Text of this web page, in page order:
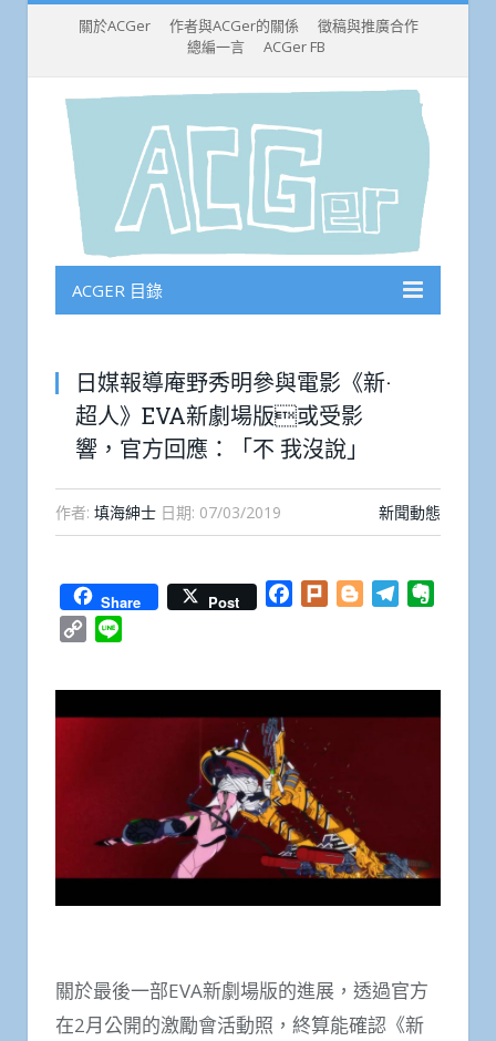
關於ACGer 作者與ACGer的關係
徵稿與推廣合作
總編一言
ACGer FB
ACGER 目錄
日媒報導庵野秀明參與電影《新·
超人》EVA新劇場版或受影
響，官方回應：「不 我沒說」
作者: 填海紳士 日期: 07/03/2019 新聞動態
Share Post Facebook
Plurk BloggerTelegram
Copy
關於最後一部EVA新劇場版的進展，透過官方
在2月公開的激勵會活動照，終算能確認《新